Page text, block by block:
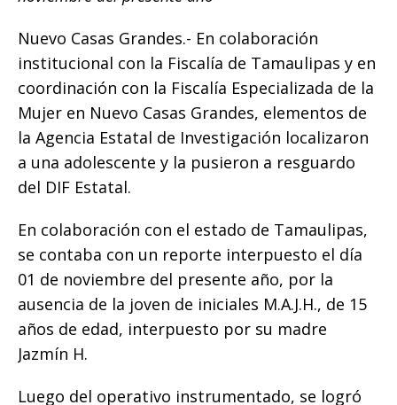
e
b
o
o
k
te
r
l s
A
p
p
e
n
g
e
r
Li
n
k
ar
ti
r
Nuevo Casas Grandes.- En colaboración
institucional con la Fiscalía de Tamaulipas y en
coordinación con la Fiscalía Especializada de la
Mujer en Nuevo Casas Grandes, elementos de
la Agencia Estatal de Investigación localizaron
a una adolescente y la pusieron a resguardo
del DIF Estatal.
En colaboración con el estado de Tamaulipas,
se contaba con un reporte interpuesto el día
01 de noviembre del presente año, por la
ausencia de la joven de iniciales M.A.J.H., de 15
años de edad, interpuesto por su madre
Jazmín H.
Luego del operativo instrumentado, se logró